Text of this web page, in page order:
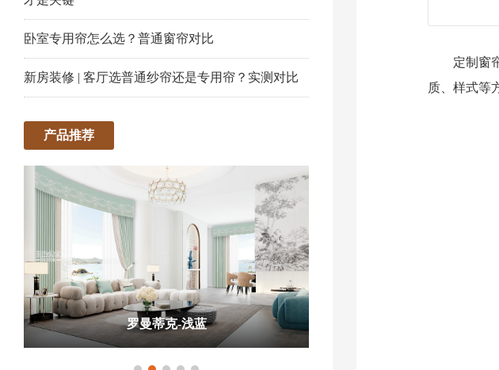
卧室专用帘怎么选？普通窗帘对比
新房装修 | 客厅选普通纱帘还是专用帘？实测对比
产品推荐
罗曼蒂克-浅蓝
定制窗帘
质、样式等